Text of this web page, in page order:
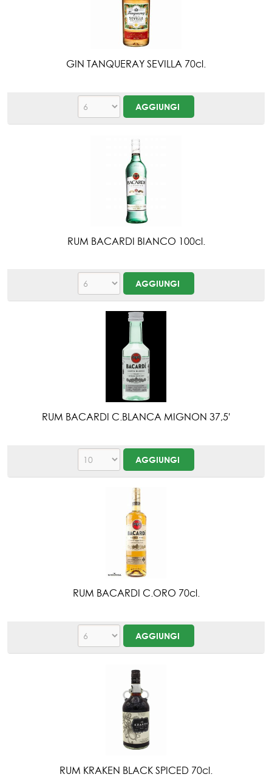
GIN TANQUERAY SEVILLA 70cl.
RUM BACARDI BIANCO 100cl.
RUM BACARDI C.BLANCA MIGNON 37,5'
RUM BACARDI C.ORO 70cl.
RUM KRAKEN BLACK SPICED 70cl.